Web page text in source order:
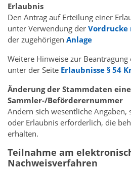
Erlaubnis
Den Antrag auf Erteilung einer
unter Verwendung der Vordrucke
der zugehörigen Anlage
Weitere Hinweise zur
unter der Seite Erlaubnisse § 54
Änderung der Stammdaten
Sammler-/Beförderernummer
Ändern sich wesentliche Angaben,
oder Erlaubnis erforderlich, die
erhalten.
Teilnahme am
Nachweisverfahren